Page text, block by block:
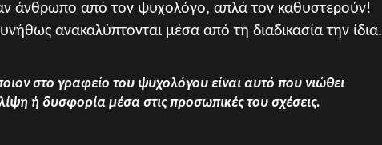
άνθρωπο από τον ψυχολόγο, απλά τον καθυστερούν!
ανακαλύπτονται μέσα από τη διαδικασία την ίδια.
στο γραφείο του ψυχολόγου είναι αυτό που νιώθει
ή δυσφορία μέσα στις προσωπικές του σχέσεις.